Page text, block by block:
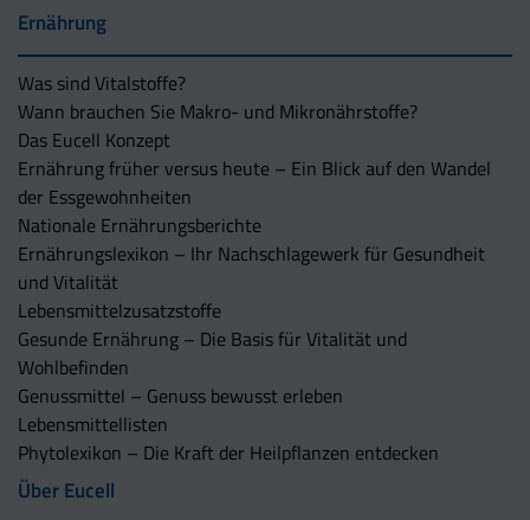
Ernährung
Was sind Vitalstoffe?
Wann brauchen Sie Makro- und Mikronährstoffe?
Das Eucell Konzept
Ernährung früher versus heute – Ein Blick auf den Wandel
der Essgewohnheiten
Nationale Ernährungsberichte
Ernährungslexikon – Ihr Nachschlagewerk für Gesundheit
und Vitalität
Lebensmittelzusatzstoffe
Gesunde Ernährung – Die Basis für Vitalität und
Wohlbefinden
Genussmittel – Genuss bewusst erleben
Lebensmittellisten
Phytolexikon – Die Kraft der Heilpflanzen entdecken
Über Eucell